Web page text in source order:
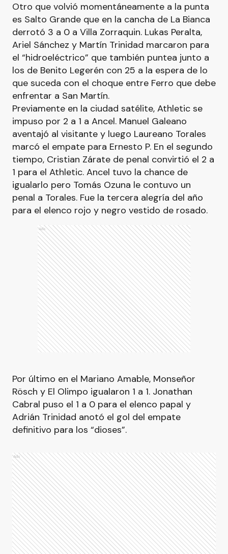
Otro que volvió momentáneamente a la punta
es Salto Grande que en la cancha de La Bianca
derrotó 3 a 0 a Villa Zorraquin. Lukas Peralta,
Ariel Sánchez y Martín Trinidad marcaron para
el “hidroeléctrico” que también puntea junto a
los de Benito Legerén con 25 a la espera de lo
que suceda con el choque entre Ferro que debe
enfrentar a San Martín.
Previamente en la ciudad satélite, Athletic se
impuso por 2 a 1 a Ancel. Manuel Galeano
aventajó al visitante y luego Laureano Torales
marcó el empate para Ernesto P. En el segundo
tiempo, Cristian Zárate de penal convirtió el 2 a
1 para el Athletic. Ancel tuvo la chance de
igualarlo pero Tomás Ozuna le contuvo un
penal a Torales. Fue la tercera alegría del año
para el elenco rojo y negro vestido de rosado.
Ads
Por último en el Mariano Amable, Monseñor
Rösch y El Olimpo igualaron 1 a 1. Jonathan
Cabral puso el 1 a 0 para el elenco papal y
Adrián Trinidad anotó el gol del empate
definitivo para los “dioses”.
Ads